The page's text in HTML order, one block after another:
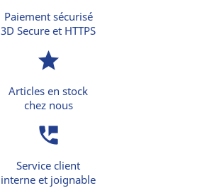
Paiement sécurisé
3D Secure et HTTPS
star
Articles en stock
chez nous
perm_phone_msg
Service client
interne et joignable